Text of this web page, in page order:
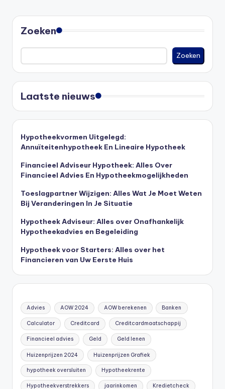
Zoeken
Zoeken
Laatste nieuws
Hypotheekvormen Uitgelegd:
Annuïteitenhypotheek En Lineaire Hypotheek
Financieel Adviseur Hypotheek: Alles Over
Financieel Advies En Hypotheekmogelijkheden
Toeslagpartner Wijzigen: Alles Wat Je Moet Weten
Bij Veranderingen In Je Situatie
Hypotheek Adviseur: Alles over Onafhankelijk
Hypotheekadvies en Begeleiding
Hypotheek voor Starters: Alles over het
Financieren van Uw Eerste Huis
Advies AOW 2024 AOW berekenen Banken
Calculator Creditcard Creditcardmaatschappij
Financieel advies Geld Geld lenen
Huizenprijzen 2024 Huizenprijzen Grafiek
hypotheek oversluiten Hypotheekrente
Hypotheekverstrekkers jaarinkomen Kredietcheck